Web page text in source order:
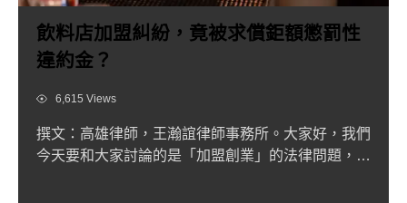
飲料店加盟糾紛，竟被求償鉅額懲罰性
違約金？
Views6,615 Views
撰文：高雄律師，王瀚誼律師事務所。大家好，我們
今天要和大家討論的是「加盟創業」的法律問題，台